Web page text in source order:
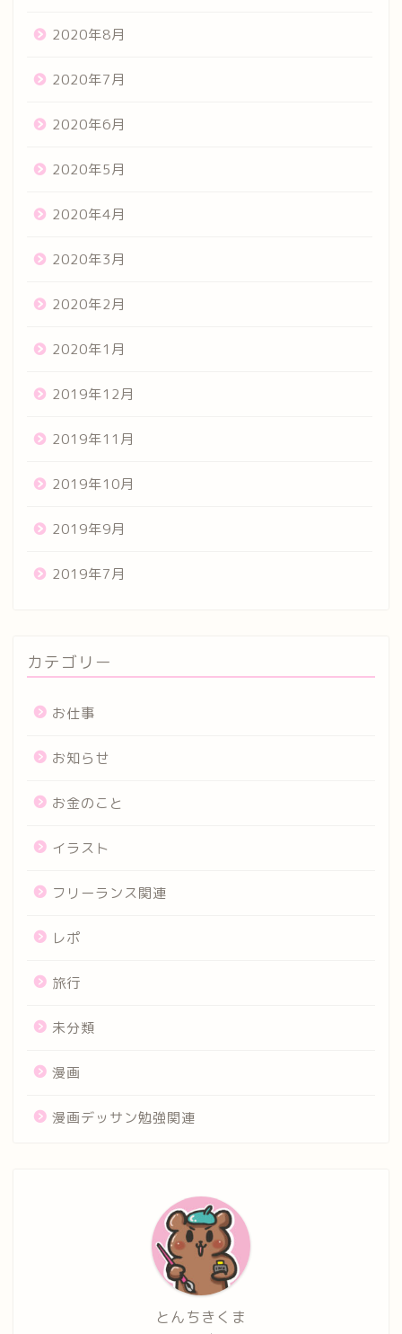
2020年8月
2020年7月
2020年6月
2020年5月
2020年4月
2020年3月
2020年2月
2020年1月
2019年12月
2019年11月
2019年10月
2019年9月
2019年7月
カテゴリー
お仕事
お知らせ
お金のこと
イラスト
フリーランス関連
レポ
旅行
未分類
漫画
漫画デッサン勉強関連
とんちきくま